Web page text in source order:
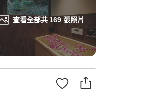
查看全部共 169張照片